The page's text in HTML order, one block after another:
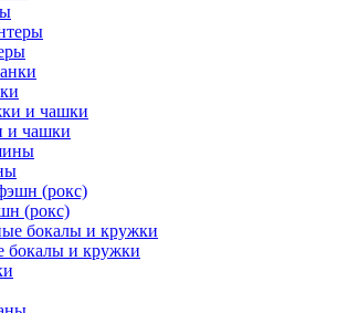
и чашки
(рокс)
бокалы и кружки